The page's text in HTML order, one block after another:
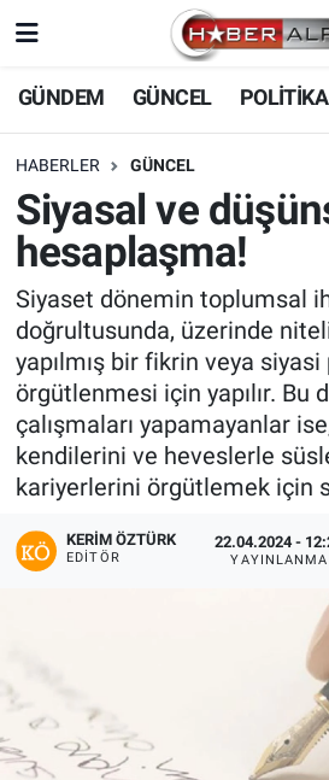
GÜNDEM GÜNCEL POLİTİKA
HABERLER GÜNCEL
Siyasal ve
hesaplaşma!
Siyaset dönemin toplumsal
doğrultusunda, üzerinde
yapılmış bir fikrin veya
örgütlenmesi için yapılır. Bu
çalışmaları yapamayanlar
kendilerini ve heveslerle
kariyerlerini örgütlemek için
KERIM ÖZTÜRK
EDITÖR
22.04.2024 -
YAYINLANMA
Nöbetçi Eczaneler
Hava Durumu
Trafik Durumu
Süper Lig Puan Durumu ve
Tüm Manşetler
Son Dakika Haberleri
Haber Arşivi